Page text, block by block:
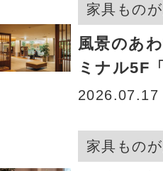
家具ものが
風景のあ
ミナル5F
Seasonal
2026.07.17
家具ものが